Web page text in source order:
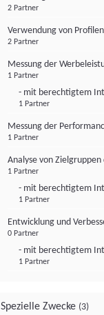
2 Partner
Verwendung von
2 Partner
Messung der
1 Partner
- mit berechtigtem
1 Partner
Messung der
1 Partner
Analyse von
1 Partner
- mit berechtigtem
1 Partner
Entwicklung und
0 Partner
- mit berechtigtem
1 Partner
Spezielle Zwecke (3)